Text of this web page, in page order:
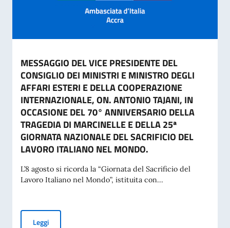
MESSAGGIO DEL VICE PRESIDENTE DEL
CONSIGLIO DEI MINISTRI E MINISTRO DEGLI
AFFARI ESTERI E DELLA COOPERAZIONE
INTERNAZIONALE, ON. ANTONIO TAJANI, IN
OCCASIONE DEL 70° ANNIVERSARIO DELLA
TRAGEDIA DI MARCINELLE E DELLA 25ª
GIORNATA NAZIONALE DEL SACRIFICIO DEL
LAVORO ITALIANO NEL MONDO.
L’8 agosto si ricorda la “Giornata del Sacrificio del
Lavoro Italiano nel Mondo”, istituita con...
LeggiMESSAGGIO DEL VICE PRESIDENTE DEL CONSIGLIO DEI